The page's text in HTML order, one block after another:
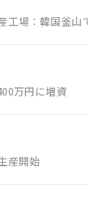
工場：韓国釜山
万円に増資
産開始